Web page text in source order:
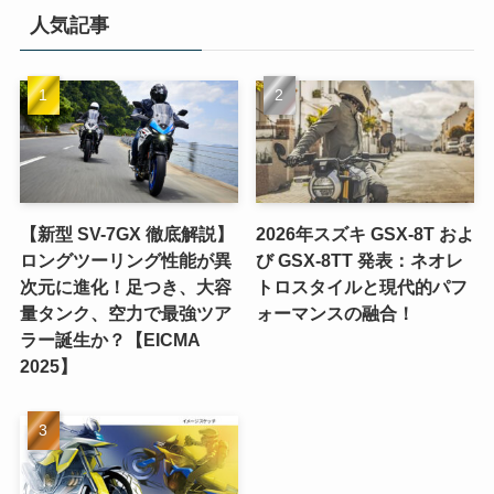
人気記事
【新型 SV-7GX 徹底解説】
ロングツーリング性能が異
次元に進化！足つき、大容
量タンク、空力で最強ツア
ラー誕生か？【EICMA
2025】
2026年スズキ GSX-8T およ
び GSX-8TT 発表：ネオレ
トロスタイルと現代的パフ
ォーマンスの融合！